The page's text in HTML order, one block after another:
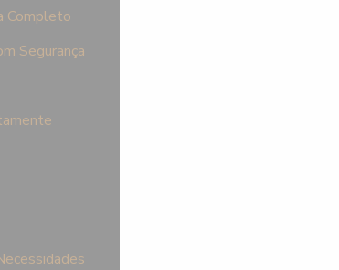
Completo
Segurança